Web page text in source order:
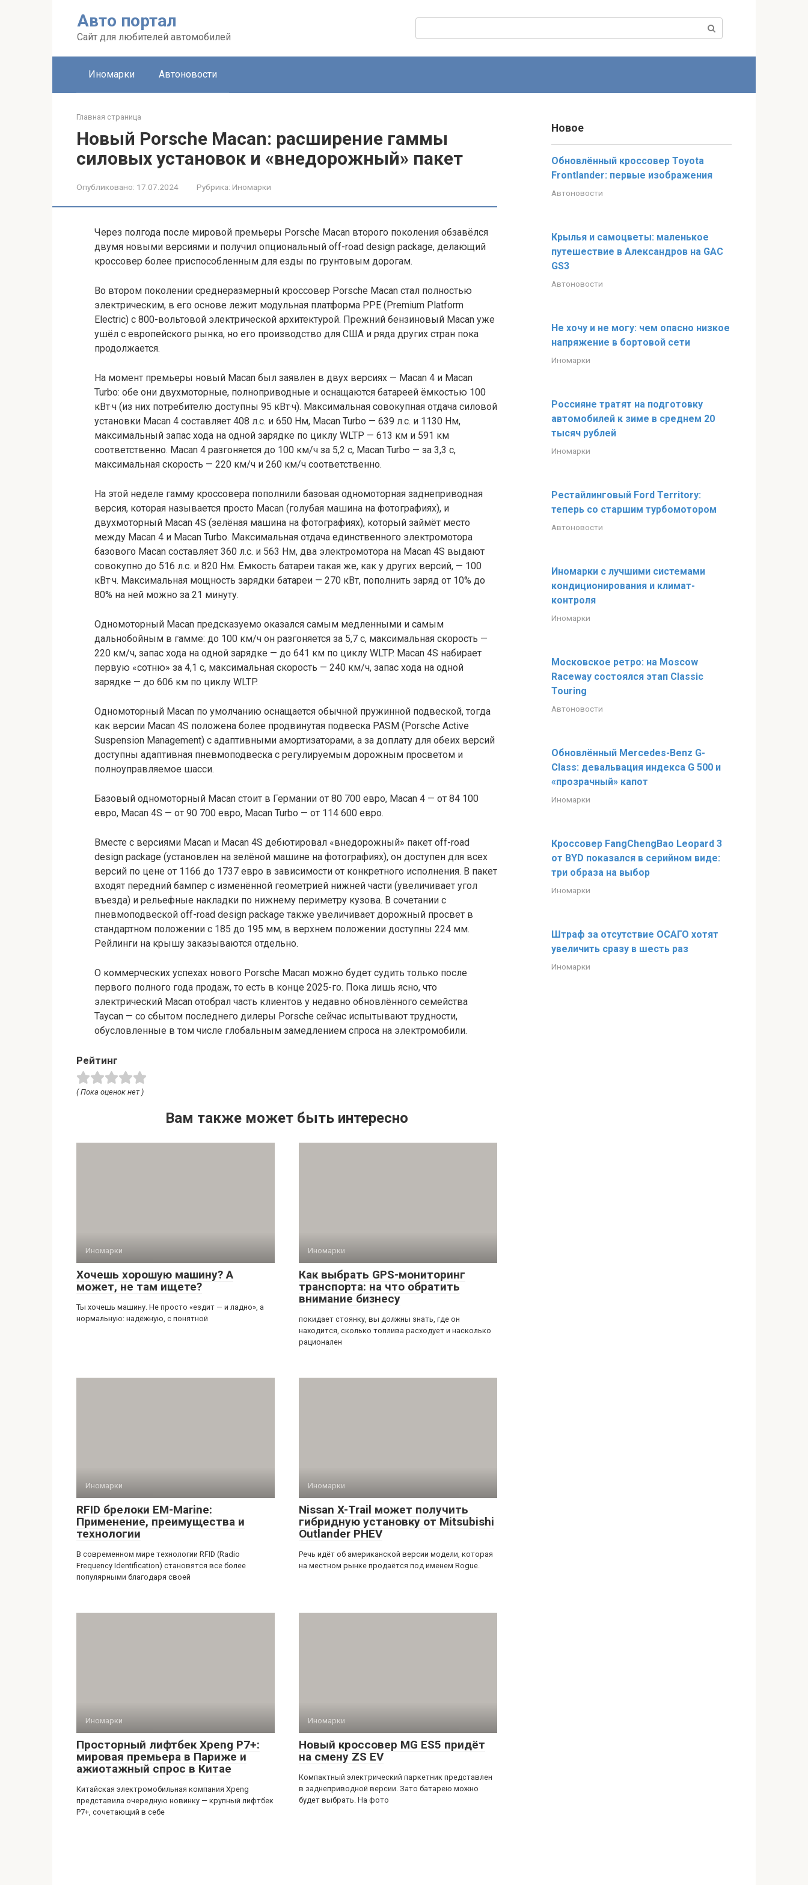
Авто портал
Сайт для любителей автомобилей
Иномарки Автоновости
Главная страница
Новый Porsche Macan: расширение гаммы
силовых установок и «внедорожный» пакет
Опубликовано: 17.07.2024 Рубрика: Иномарки
Через полгода после мировой премьеры Porsche Macan второго поколения обзавёлся
двумя новыми версиями и получил опциональный off-road design package, делающий
кроссовер более приспособленным для езды по грунтовым дорогам.
Во втором поколении среднеразмерный кроссовер Porsche Macan стал полностью
электрическим, в его основе лежит модульная платформа PPE (Premium Platform
Electric) с 800-вольтовой электрической архитектурой. Прежний бензиновый Macan уже
ушёл с европейского рынка, но его производство для США и ряда других стран пока
продолжается.
На момент премьеры новый Macan был заявлен в двух версиях — Macan 4 и Macan
Turbo: обе они двухмоторные, полноприводные и оснащаются батареей ёмкостью 100
кВт·ч (из них потребителю доступны 95 кВт·ч). Максимальная совокупная отдача силовой
установки Macan 4 составляет 408 л.с. и 650 Нм, Macan Turbo — 639 л.с. и 1130 Нм,
максимальный запас хода на одной зарядке по циклу WLTP — 613 км и 591 км
соответственно. Macan 4 разгоняется до 100 км/ч за 5,2 с, Macan Turbo — за 3,3 с,
максимальная скорость — 220 км/ч и 260 км/ч соответственно.
На этой неделе гамму кроссовера пополнили базовая одномоторная заднеприводная
версия, которая называется просто Macan (голубая машина на фотографиях), и
двухмоторный Macan 4S (зелёная машина на фотографиях), который займёт место
между Macan 4 и Macan Turbo. Максимальная отдача единственного электромотора
базового Macan составляет 360 л.с. и 563 Нм, два электромотора на Macan 4S выдают
совокупно до 516 л.с. и 820 Нм. Ёмкость батареи такая же, как у других версий, — 100
кВт·ч. Максимальная мощность зарядки батареи — 270 кВт, пополнить заряд от 10% до
80% на ней можно за 21 минуту.
Одномоторный Macan предсказуемо оказался самым медленными и самым
дальнобойным в гамме: до 100 км/ч он разгоняется за 5,7 с, максимальная скорость —
220 км/ч, запас хода на одной зарядке — до 641 км по циклу WLTP. Macan 4S набирает
первую «сотню» за 4,1 с, максимальная скорость — 240 км/ч, запас хода на одной
зарядке — до 606 км по циклу WLTP.
Одномоторный Macan по умолчанию оснащается обычной пружинной подвеской, тогда
как версии Macan 4S положена более продвинутая подвеска PASM (Porsche Active
Suspension Management) с адаптивными амортизаторами, а за доплату для обеих версий
доступны адаптивная пневмоподвеска с регулируемым дорожным просветом и
полноуправляемое шасси.
Базовый одномоторный Macan стоит в Германии от 80 700 евро, Macan 4 — от 84 100
евро, Macan 4S — от 90 700 евро, Macan Turbo — от 114 600 евро.
Вместе с версиями Macan и Macan 4S дебютировал «внедорожный» пакет off-road
design package (установлен на зелёной машине на фотографиях), он доступен для всех
версий по цене от 1166 до 1737 евро в зависимости от конкретного исполнения. В пакет
входят передний бампер с изменённой геометрией нижней части (увеличивает угол
въезда) и рельефные накладки по нижнему периметру кузова. В сочетании с
пневмоподвеской off-road design package также увеличивает дорожный просвет в
стандартном положении с 185 до 195 мм, в верхнем положении доступны 224 мм.
Рейлинги на крышу заказываются отдельно.
О коммерческих успехах нового Porsche Macan можно будет судить только после
первого полного года продаж, то есть в конце 2025-го. Пока лишь ясно, что
электрический Macan отобрал часть клиентов у недавно обновлённого семейства
Taycan — со сбытом последнего дилеры Porsche сейчас испытывают трудности,
обусловленные в том числе глобальным замедлением спроса на электромобили.
Рейтинг
( Пока оценок нет )
Вам также может быть интересно
Иномарки
Хочешь хорошую машину? А
может, не там ищете?
Ты хочешь машину. Не просто «ездит — и ладно», а
нормальную: надёжную, с понятной
Иномарки
Как выбрать GPS-мониторинг
транспорта: на что обратить
внимание бизнесу
покидает стоянку, вы должны знать, где он
находится, сколько топлива расходует и насколько
рационален
Иномарки
RFID брелоки EM-Marine:
Применение, преимущества и
технологии
В современном мире технологии RFID (Radio
Frequency Identification) становятся все более
популярными благодаря своей
Иномарки
Nissan X-Trail может получить
гибридную установку от Mitsubishi
Outlander PHEV
Речь идёт об американской версии модели, которая
на местном рынке продаётся под именем Rogue.
Иномарки
Просторный лифтбек Xpeng P7+:
мировая премьера в Париже и
ажиотажный спрос в Китае
Китайская электромобильная компания Xpeng
представила очередную новинку — крупный лифтбек
P7+, сочетающий в себе
Иномарки
Новый кроссовер MG ES5 придёт
на смену ZS EV
Компактный электрический паркетник представлен
в заднеприводной версии. Зато батарею можно
будет выбрать. На фото
Новое
Обновлённый кроссовер Toyota
Frontlander: первые изображения
Автоновости
Крылья и самоцветы: маленькое
путешествие в Александров на GAC
GS3
Автоновости
Не хочу и не могу: чем опасно низкое
напряжение в бортовой сети
Иномарки
Россияне тратят на подготовку
автомобилей к зиме в среднем 20
тысяч рублей
Иномарки
Рестайлинговый Ford Territory:
теперь со старшим турбомотором
Автоновости
Иномарки с лучшими системами
кондиционирования и климат-
контроля
Иномарки
Московское ретро: на Moscow
Raceway состоялся этап Classic
Touring
Автоновости
Обновлённый Mercedes-Benz G-
Class: девальвация индекса G 500 и
«прозрачный» капот
Иномарки
Кроссовер FangChengBao Leopard 3
от BYD показался в серийном виде:
три образа на выбор
Иномарки
Штраф за отсутствие ОСАГО хотят
увеличить сразу в шесть раз
Иномарки